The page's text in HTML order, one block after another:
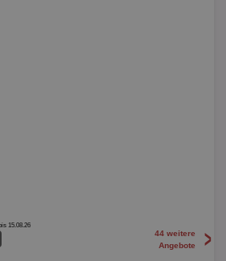
bis 15.08.26
44 weitere
Angebote
>